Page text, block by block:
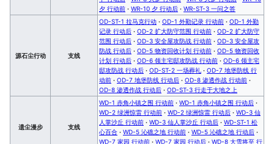
夕 行动前 · WR-10 夕 行动后 · WR-ST-3 一问之答
源石尘行动 支线
OD-ST-1 拉马克行动 · OD-1 外勤记录 行动前 · OD-1 外勤
记录 行动后 · OD-2 扩大防守范围 行动前 · OD-2 扩大防守
范围 行动后 · OD-3 安全屋攻防战 行动前 · OD-3 安全屋攻
防战 行动后 · OD-5 物资回收计划 行动前 · OD-5 物资回收
计划 行动后 · OD-6 领主宅邸攻防战 行动前 · OD-6 领主宅
邸攻防战 行动后 · OD-ST-2 一场葬礼 · OD-7 地堡防线 行
动前 · OD-7 地堡防线 行动后 · OD-8 渗透作战 行动前 ·
OD-8 渗透作战 行动后 · OD-ST-3 行走于大地之上
遗尘漫步 支线
WD-1 赤角小镇之围 行动前 · WD-1 赤角小镇之围 行动后 ·
WD-2 绿洲惊雷 行动前 · WD-2 绿洲惊雷 行动后 · WD-3 仙
人掌沙丘 行动前 · WD-3 仙人掌沙丘 行动后 · WD-ST-1 松
心百合 · WD-5 沁礁之地 行动前 · WD-5 沁礁之地 行动后 ·
WD-7 家园 行动前 · WD-7 家园 行动后 · WD-8 大雪将至 行